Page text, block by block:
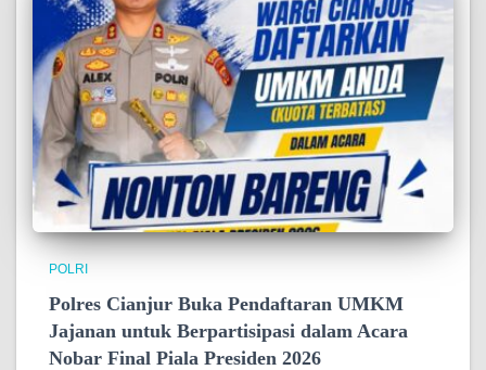
POLRI
Polres Cianjur Buka Pendaftaran UMKM
Jajanan untuk Berpartisipasi dalam Acara
Nobar Final Piala Presiden 2026